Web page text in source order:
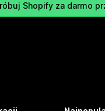
Shopify za darmo